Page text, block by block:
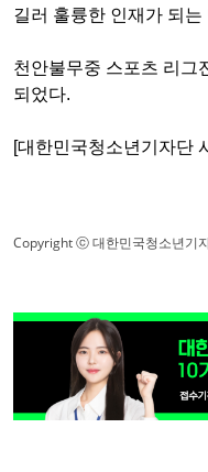
길러 훌륭한 인재가 되
천안불무중 스포츠 리그
되었다.
[대한민국청소년기자단
Copyright ⓒ 대한민국청소년기